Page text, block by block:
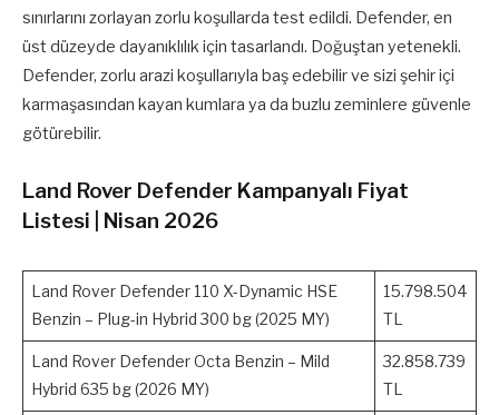
sınırlarını zorlayan zorlu koşullarda test edildi. Defender, en
üst düzeyde dayanıklılık için tasarlandı. Doğuştan yetenekli.
Defender, zorlu arazi koşullarıyla baş edebilir ve sizi şehir içi
karmaşasından kayan kumlara ya da buzlu zeminlere güvenle
götürebilir.
Land Rover Defender Kampanyalı Fiyat
Listesi | Nisan 2026
Land Rover Defender 110 X-Dynamic HSE
Benzin – Plug-in Hybrid 300 bg (2025 MY)
15.798.504
TL
Land Rover Defender Octa Benzin – Mild
Hybrid 635 bg (2026 MY)
32.858.739
TL